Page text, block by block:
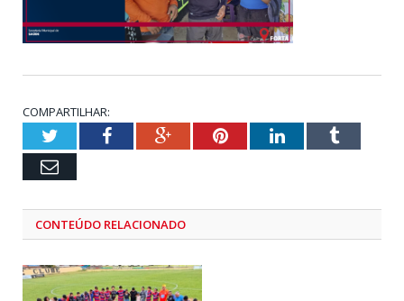
COMPARTILHAR:
TwitterFacebookGoogle+PinterestLinkedInTumblr
Email
CONTEÚDO RELACIONADO